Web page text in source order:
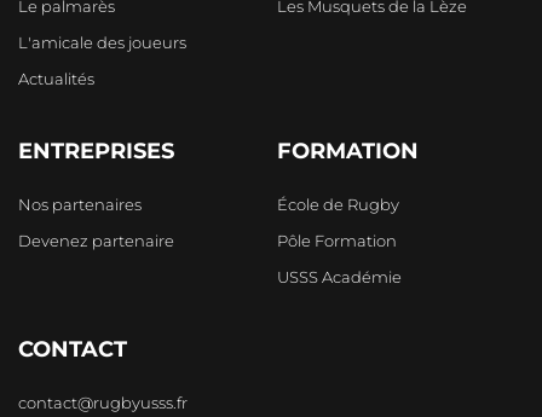
Le palmarès
L'amicale des joueurs
Actualités
Les Musquets de la Lèze
ENTREPRISES
Nos partenaires
Devenez partenaire
FORMATION
École de Rugby
Pôle Formation
USSS Académie
CONTACT
contact@rugbyusss.fr